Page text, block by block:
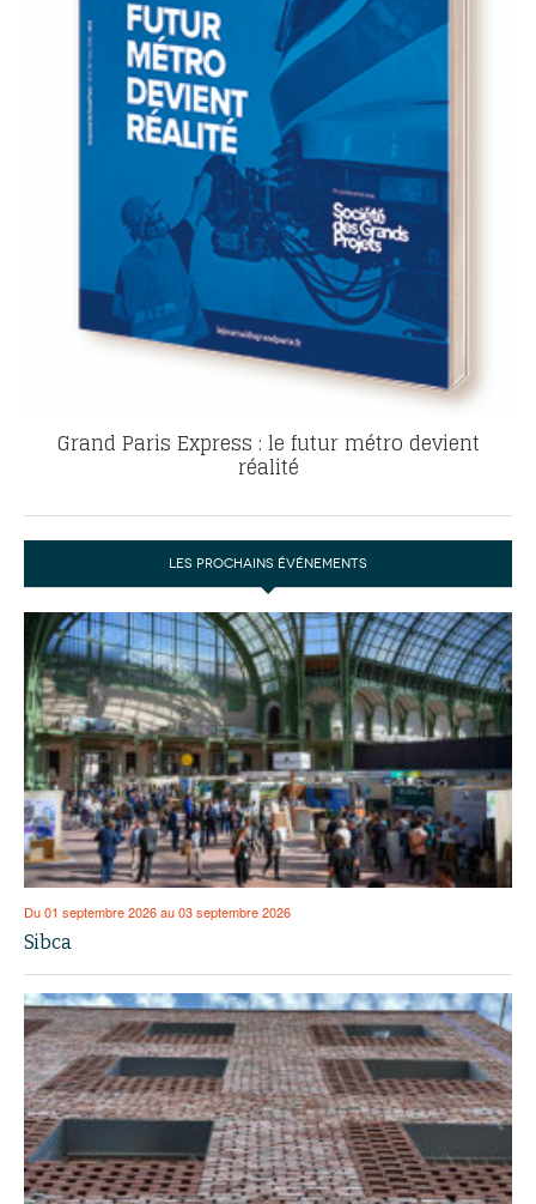
Grand Paris Express : le futur métro devient
réalité
LES PROCHAINS ÉVÉNEMENTS
Du 01 septembre 2026 au 03 septembre 2026
Sibca